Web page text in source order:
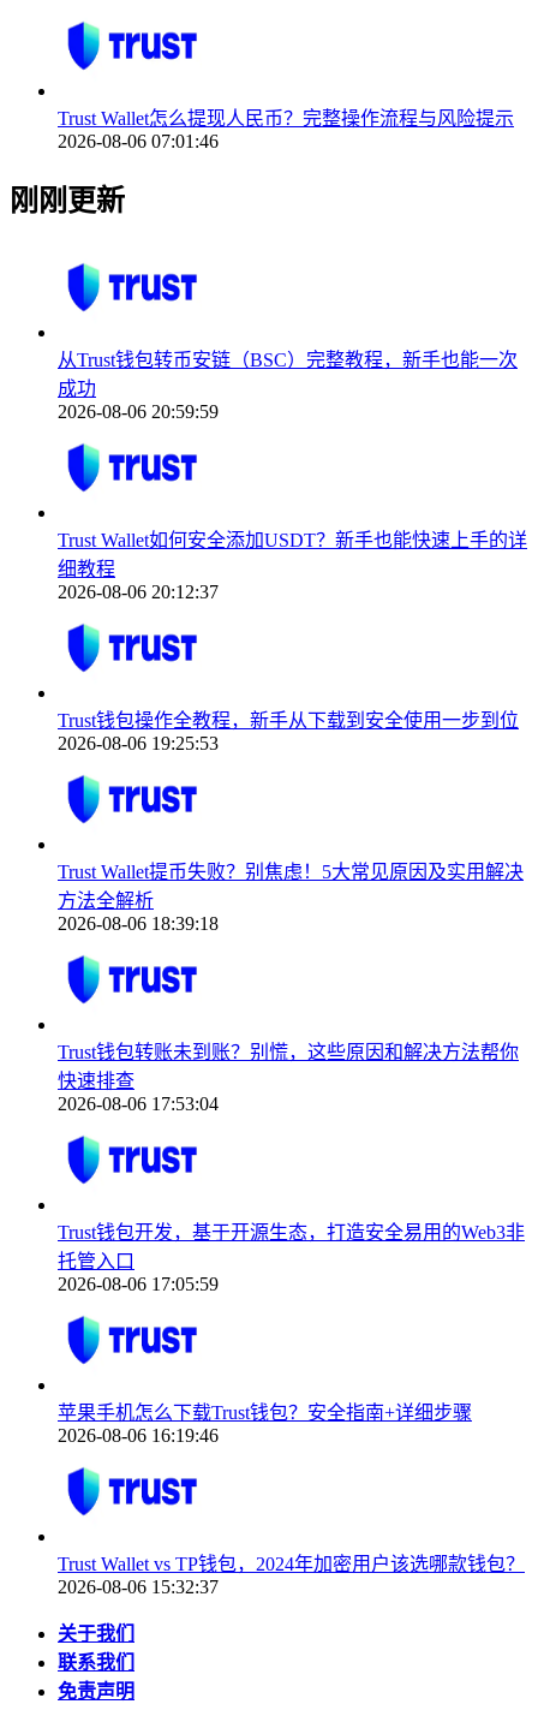
Trust Wallet怎么提现人民币？完整操作流程与风险提示
2026-08-06 07:01:46
刚刚更新
从Trust钱包转币安链（BSC）完整教程，新手也能一次
成功
2026-08-06 20:59:59
Trust Wallet如何安全添加USDT？新手也能快速上手的详
细教程
2026-08-06 20:12:37
Trust钱包操作全教程，新手从下载到安全使用一步到位
2026-08-06 19:25:53
Trust Wallet提币失败？别焦虑！5大常见原因及实用解决
方法全解析
2026-08-06 18:39:18
Trust钱包转账未到账？别慌，这些原因和解决方法帮你
快速排查
2026-08-06 17:53:04
Trust钱包开发，基于开源生态，打造安全易用的Web3非
托管入口
2026-08-06 17:05:59
苹果手机怎么下载Trust钱包？安全指南+详细步骤
2026-08-06 16:19:46
Trust Wallet vs TP钱包，2024年加密用户该选哪款钱包？
2026-08-06 15:32:37
关于我们
联系我们
免责声明